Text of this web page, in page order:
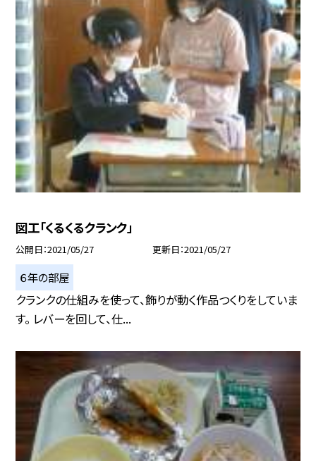
図工「くるくるクランク」
公開日 2021/05/27 更新日 2021/05/27
６年の部屋
クランクの仕組みを使って、飾りが動く作品つくりをしていま
す。 レバーを回して、仕...